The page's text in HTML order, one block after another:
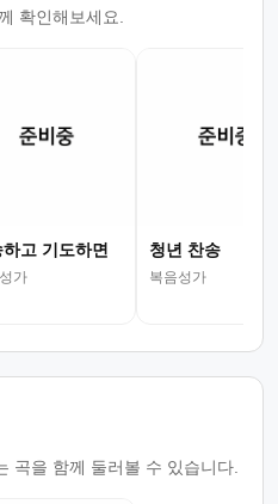
확인해보세요.
고 기도하면
가
청년 찬송
복음성가
곡을 함께 둘러볼 수 있습니다.